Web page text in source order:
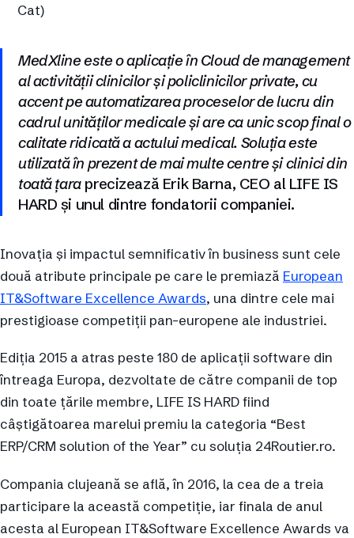
Cat)
MedXline este o aplicație în Cloud de management
al activității clinicilor și policlinicilor private, cu
accent pe automatizarea proceselor de lucru din
cadrul unităților medicale și are ca unic scop final o
calitate ridicată a actului medical. Soluția este
utilizată în prezent de mai multe centre și clinici din
toată țaraprecizează Erik Barna, CEO al LIFE IS
HARD și unul dintre fondatorii companiei.
Inovația și impactul semnificativ în business sunt cele
două atribute principale pe care le premiază European
IT&Software Excellence Awards, una dintre cele mai
prestigioase competiții pan-europene ale industriei.
Ediția 2015 a atras peste 180 de aplicații software din
întreaga Europa, dezvoltate de către companii de top
din toate țările membre, LIFE IS HARD fiind
câștigătoarea marelui premiu la categoria “Best
ERP/CRM solution of the Year” cu soluția 24Routier.ro.
Compania clujeană se află, în 2016, la cea de a treia
participare la această competiție, iar finala de anul
acesta al European IT&Software Excellence Awards va